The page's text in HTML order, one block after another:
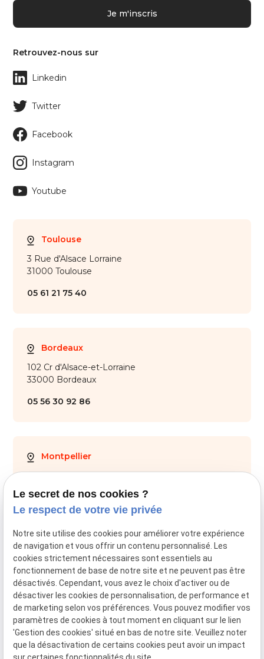
Retrouvez-nous sur
Linkedin
Twitter
Facebook
Instagram
Youtube
Toulouse
3 Rue d'Alsace Lorraine
31000 Toulouse
05 61 21 75 40
Bordeaux
102 Cr d'Alsace-et-Lorraine
33000 Bordeaux
05 56 30 92 86
Montpellier
28 Av. de Maurin
34000 Montpellier
04 67 59 70 05
SIRET :44034651800028
Mentions légales
RGPD
Politique de confidentialité
Le secret de nos cookies ?
Le respect de votre vie privée
Notre site utilise des cookies pour améliorer votre expérience
de navigation et vous offrir un contenu personnalisé. Les
cookies strictement nécessaires sont essentiels au
fonctionnement de base de notre site et ne peuvent pas être
désactivés. Cependant, vous avez le choix d'activer ou de
désactiver les cookies de personnalisation, de performance et
de marketing selon vos préférences. Vous pouvez modifier vos
paramètres de cookies à tout moment en cliquant sur le lien
'Gestion des cookies' situé en bas de notre site. Veuillez noter
que la désactivation de certains cookies peut avoir un impact